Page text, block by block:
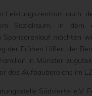
Leistungszentrum auch,
Sozialraum, in dem
möchten
der Frühen Hilfen der
in Münster
des Aufbaubereichs im
Südviertel e.V.